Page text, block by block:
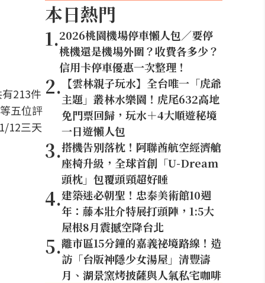
213件
五位評
12三天
本日熱門
1.2026桃園機場停車懶人包／要停
桃機還是機場外圍？收費各多少？
信用卡停車優惠一次整理！
2. 【雲林親子玩水】全台唯一「虎爺
主題」叢林水樂園！虎尾632高地
免門票回歸，玩水＋4大順遊秘境
一日遊懶人包
3.搭機告別落枕！阿聯酋航空經濟艙
座椅升級，全球首創「U-Dream
頭枕」包覆頭頸超好睡
4.建築迷必朝聖！忠泰美術館10週
年：藤本壯介特展打頭陣，1:5大
屋根8月震撼空降台北
5.離市區15分鐘的嘉義祕境路線！造
訪「台版神隱少女湯屋」清豐濤
月、湖景窯烤披薩與人氣私宅咖啡